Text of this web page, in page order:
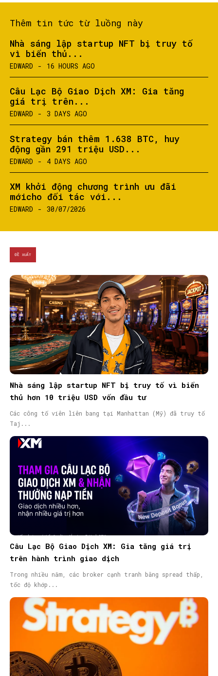
SEARCH...
Thêm tin tức từ luồng này
Nhà sáng lập startup NFT bị truy tố
vì biển thủ...
EDWARD - 16 HOURS AGO
Câu Lạc Bộ Giao Dịch XM: Gia tăng
giá trị trên...
EDWARD - 3 DAYS AGO
Strategy bán thêm 1.638 BTC, huy
động gần 291 triệu USD...
EDWARD - 4 DAYS AGO
XM khởi động chương trình ưu đãi
mớicho đối tác với...
EDWARD - 30/07/2026
ĐỀ XUẤT
Nhà sáng lập startup NFT bị truy tố vì biển
thủ hơn 10 triệu USD vốn đầu tư
Các công tố viên liên bang tại Manhattan (Mỹ) đã truy tố
Taj...
Câu Lạc Bộ Giao Dịch XM: Gia tăng giá trị
trên hành trình giao dịch
Trong nhiều năm, các broker cạnh tranh bằng spread thấp,
tốc độ khớp...